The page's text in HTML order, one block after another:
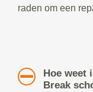
raden om een
Hoe weet
Break